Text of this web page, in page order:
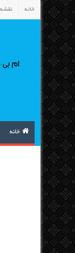
خانه
ام
خانه